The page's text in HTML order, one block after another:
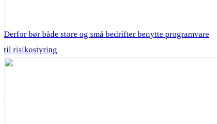
Derfor bør både store og små bedrifter benytte programvare
til risikostyring